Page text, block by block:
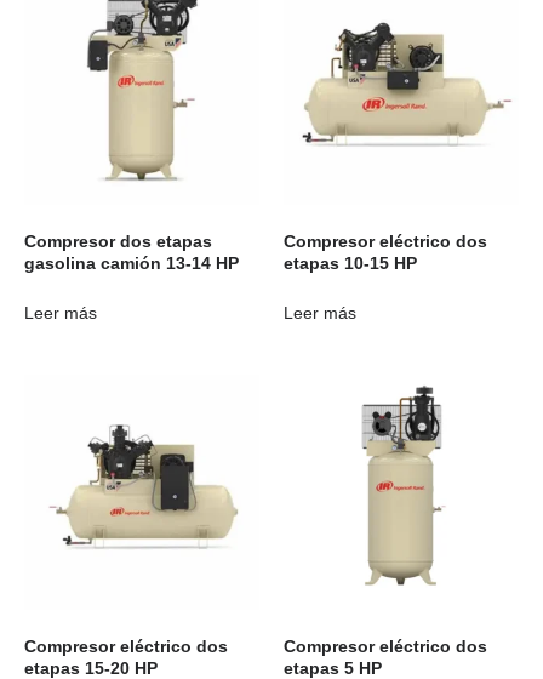
Compresor dos etapas
gasolina camión 13-14 HP
Leer más
Compresor eléctrico dos
etapas 10-15 HP
Leer más
Compresor eléctrico dos
etapas 15-20 HP
Compresor eléctrico dos
etapas 5 HP